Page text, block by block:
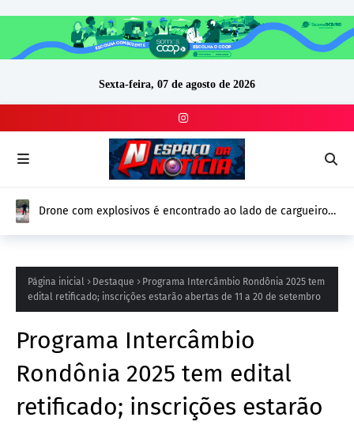
Sexta-feira, 07 de agosto de 2026
Drone com explosivos é encontrado ao lado de cargueiro
Europa
Página inicial Destaque
Programa Intercâmbio Rondônia 2025 tem
edital retificado; inscrições estarão abertas de 11 a 20 de setembro
Programa Intercâmbio
Rondônia 2025 tem edital
retificado; inscrições estarão